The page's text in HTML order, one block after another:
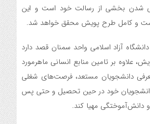
شدن بخشی از رسالت خود است و این
و کامل طرح پویش محقق خواهد شد.
آزاد اسلامی واحد سمنان قصد دارد
علاوه بر تامین منابع انسانی ماهرمورد
معرفی دانشجویان مستعد، فرصت‌های شغلی
خود در حین تحصیل و حتی پس
دانش‌آموختگی مهیا کند.